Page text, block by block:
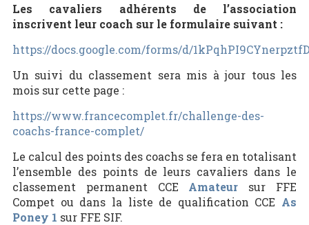
Les cavaliers adhérents de l’association
inscrivent leur coach sur le formulaire suivant :
https://docs.google.com/forms/d/
Un suivi du classement sera mis à jour tous les
mois sur cette page :
https://www.francecomplet.fr/challenge-des-
coachs-france-complet/
Le calcul des points des coachs se fera en totalisant
l’ensemble des points de leurs cavaliers dans le
classement permanent CCE Amateur sur FFE
Compet ou dans la liste de qualification CCE As
Poney 1 sur FFE SIF.